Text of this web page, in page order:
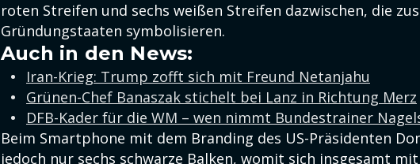
roten Streifen und sechs weißen Streifen dazwischen, die
Gründungstaaten symbolisieren.
Auch in den News:
Iran-Krieg: Trump zofft sich mit Freund Netanjahu
Grünen-Chef Banaszak stichelt bei Lanz in Richtung Merz
DFB-Kader für die WM – wen nimmt Bundestrainer
Beim Smartphone mit dem Branding des US-Präsidenten
jedoch nur sechs schwarze Balken, womit sich insgesamt